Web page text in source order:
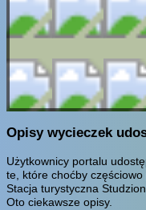
Opisy wycieczek
Użytkownicy portalu
te, które choćby
Stacja turystyczna
Oto ciekawsze opisy.